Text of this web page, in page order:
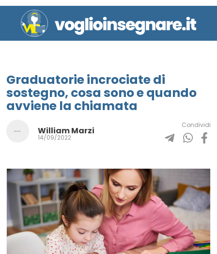
Graduatorie incrociate di
sostegno, cosa sono e quando
avviene la chiamata
William Marzi
14/09/2022
Condividi